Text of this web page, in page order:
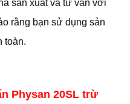
sản xuất và tư vấn với
rằng bạn sử dụng sản
toàn.
Physan 20SL trừ